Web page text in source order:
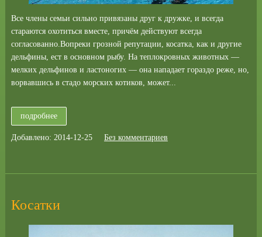
Все члены семьи сильно привязаны друг к дружке, и всегда
стараются охотиться вместе, причём действуют всегда
согласованно.Вопреки грозной репутации, косатка, как и другие
дельфины, ест в основном рыбу. На теплокровных животных —
мелких дельфинов и ластоногих — она нападает гораздо реже, но,
ворвавшись в стадо морских котиков, может...
подробнее
Добавлено: 2014-12-25 Без комментариев
Косатки